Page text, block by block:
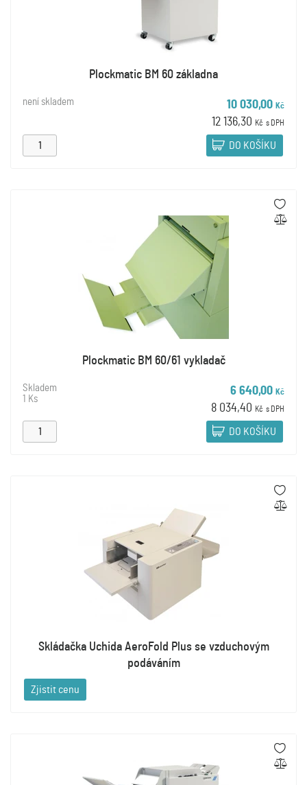
Plockmatic BM 60 základna
není skladem 10 030,00 Kč
12 136,30 Kč s DPH
DO KOŠÍKU
Plockmatic BM 60/61 vykladač
Skladem
1 Ks
6 640,00 Kč
8 034,40 Kč s DPH
DO KOŠÍKU
Skládačka Uchida AeroFold Plus se vzduchovým
podáváním
Zjistit cenu